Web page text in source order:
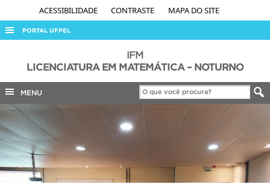
ACESSIBILIDADE CONTRASTE MAPA DO SITE
PORTAL UFPEL
AUDITORIA
COBALTO
CONCURSOS
EDITAIS
INTERNACIONAL
OUVIDORIA
IFM
LICENCIATURA EM MATEMÁTICA – NOTURNO
MENU